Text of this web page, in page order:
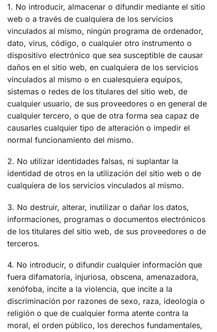
1. No introducir, almacenar o difundir mediante el sitio
web o a través de cualquiera de los servicios
vinculados al mismo, ningún programa de ordenador,
dato, virus, código, o cualquier otro instrumento o
dispositivo electrónico que sea susceptible de causar
daños en el sitio web, en cualquiera de los servicios
vinculados al mismo o en cualesquiera equipos,
sistemas o redes de los titulares del sitio web, de
cualquier usuario, de sus proveedores o en general de
cualquier tercero, o que de otra forma sea capaz de
causarles cualquier tipo de alteración o impedir el
normal funcionamiento del mismo.
2. No utilizar identidades falsas, ni suplantar la
identidad de otros en la utilización del sitio web o de
cualquiera de los servicios vinculados al mismo.
3. No destruir, alterar, inutilizar o dañar los datos,
informaciones, programas o documentos electrónicos
de los titulares del sitio web, de sus proveedores o de
terceros.
4. No introducir, o difundir cualquier información que
fuera difamatoria, injuriosa, obscena, amenazadora,
xenófoba, incite a la violencia, que incite a la
discriminación por razones de sexo, raza, ideología o
religión o que de cualquier forma atente contra la
moral, el orden público, los derechos fundamentales,